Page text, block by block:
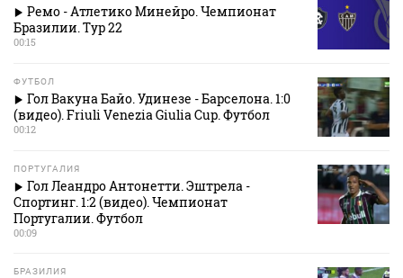
Ремо - Атлетико Минейро. Чемпионат
Бразилии. Тур 22
00:15
ФУТБОЛ
Гол Вакуна Байо. Удинезе - Барселона. 1:0
(видео). Friuli Venezia Giulia Cup. Футбол
00:12
ПОРТУГАЛИЯ
Гол Леандро Антонетти. Эштрела -
Спортинг. 1:2 (видео). Чемпионат
Португалии. Футбол
00:09
БРАЗИЛИЯ